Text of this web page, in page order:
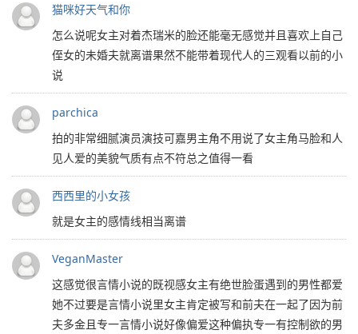
猫咪好天气和你
怎么说呢女主对着杰瑞米的脸还能毫无感觉并且喜欢上自己
侄女的未婚夫就离谱果然不能带着现代人的三观看以前的小
说
parchica
拍的非常细腻演员演技可嘉男主角不用说了女主角马脸和人
见人爱的美貌气质有点不符总之值得一看
西西里的小女孩
就是女主的感情线相当离谱
VeganMaster
这感觉很言情小说的既视感女主有绝世脸蛋遇到的男性都爱
她不过要是言情小说里女主肯定被写和前夫在一起了因为前
夫多金且专一言情小说好像偏爱这种偏执专一有控制欲的男